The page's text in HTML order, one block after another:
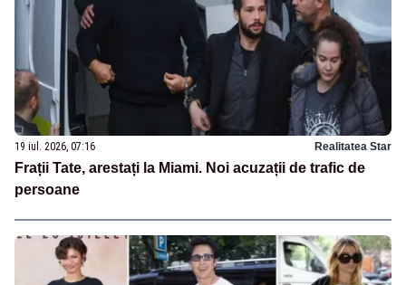
19 iul. 2026, 07:16 Realitatea Star
Frații Tate, arestați la Miami. Noi acuzații de trafic de
persoane